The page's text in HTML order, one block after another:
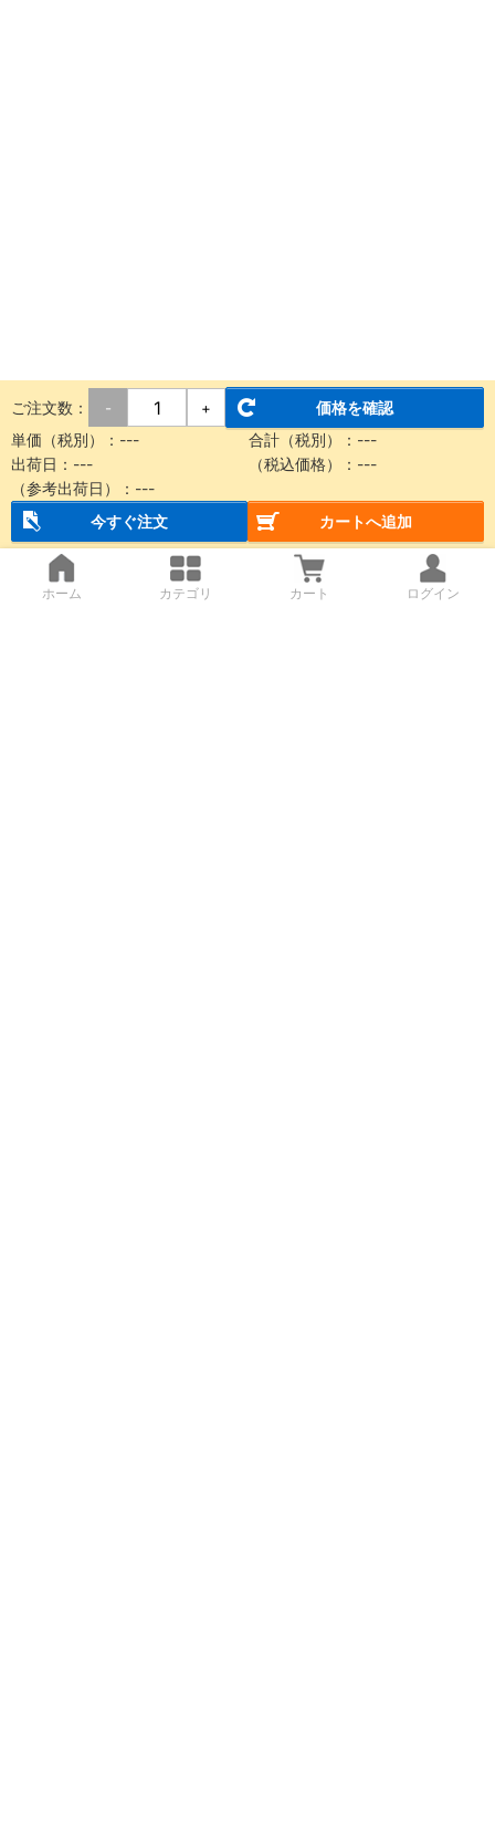
ご注文数： - +
価格を確認
単価（税別）： --- 合計（税別）： ---
出荷日： --- （税込価格）： ---
（参考出荷日）： ---
今すぐ注文
カートへ追加
ホーム カテゴリ カート ログイン